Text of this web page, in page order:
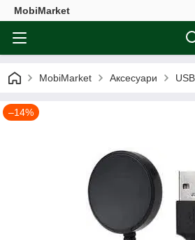
MobiMarket
MobiMarket Аксесуари
–14%